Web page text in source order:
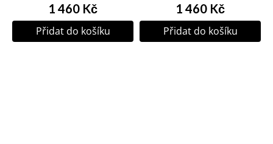
1 460 Kč
Přidat do košíku
1 460 Kč
Přidat do košíku